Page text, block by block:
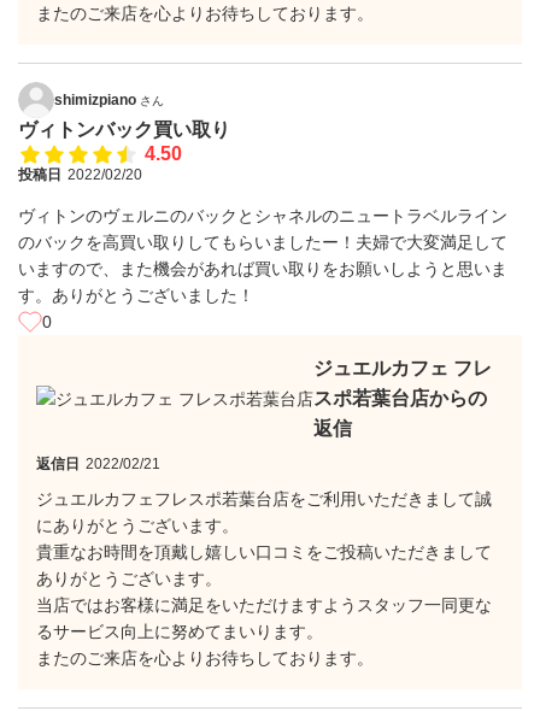
またのご来店を心よりお待ちしております。
shimizpiano さん
ヴィトンバック買い取り
4.50
投稿日 2022/02/20
ヴィトンのヴェルニのバックとシャネルのニュートラベルライン
のバックを高買い取りしてもらいましたー！夫婦で大変満足して
いますので、また機会があれば買い取りをお願いしようと思いま
す。ありがとうございました！
0
ジュエルカフェ フレ
スポ若葉台店からの
返信
返信日 2022/02/21
ジュエルカフェフレスポ若葉台店をご利用いただきまして誠
にありがとうございます。
貴重なお時間を頂戴し嬉しい口コミをご投稿いただきまして
ありがとうございます。
当店ではお客様に満足をいただけますようスタッフ一同更な
るサービス向上に努めてまいります。
またのご来店を心よりお待ちしております。